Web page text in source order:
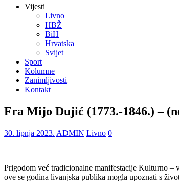
Vijesti
Livno
HBŽ
BiH
Hrvatska
Svijet
Sport
Kolumne
Zanimljivosti
Kontakt
Fra Mijo Dujić (1773.-1846.) –
30. lipnja 2023. ADMIN Livno 0
Prigodom već tradicionalne manifestacije Kulturno –
ove se godina livanjska publika mogla upoznati s